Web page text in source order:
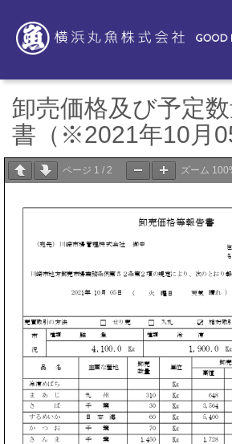
卸売価格及び予定
書（※2021年10月
ページ 1 / 2 ズーム